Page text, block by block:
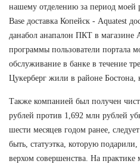
нашему отделению за период моей
Base доставка Копейск - Aquatest
данабол анапалон ПКТ в магазине
программы пользователи портала
обслуживание в банке в течение
Цукерберг жили в районе Бостона,
Также компанией был получен
рублей против 1,692 млн рублей
шести месяцев годом ранее,
быть, статуэтка, которую
верхом совершенства. На практике